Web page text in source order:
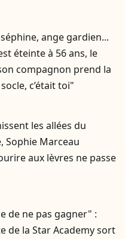
ange gardien...
éteinte à 56 ans, le
compagnon prend la
c’était toi"
les allées du
Sophie Marceau
aux lèvres ne passe
de ne pas gagner" :
de la Star Academy sort